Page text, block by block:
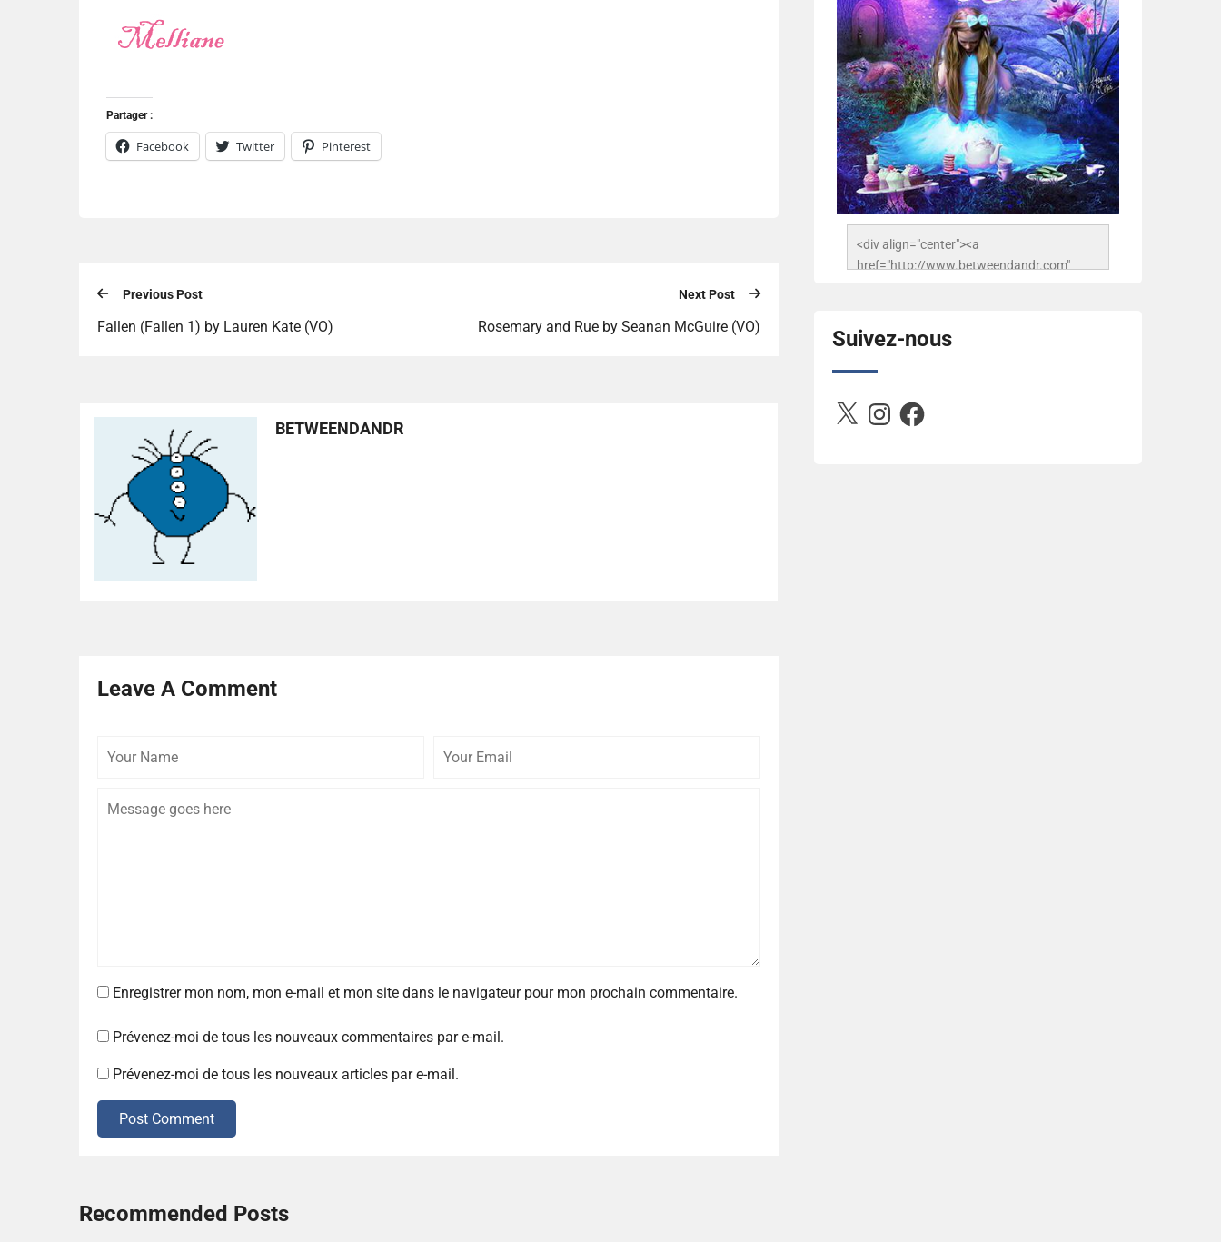
Partager :
Facebook Twitter Pinterest
Previous Post
Fallen (Fallen 1) by Lauren Kate (VO)
Next Post
Rosemary and Rue by Seanan McGuire (VO)
BETWEENDANDR
Leave A Comment
Enregistrer mon nom, mon e-mail et mon site dans le navigateur pour mon prochain commentaire.
Prévenez-moi de tous les nouveaux commentaires par e-mail.
Prévenez-moi de tous les nouveaux articles par e-mail.
Post Comment
Recommended Posts
<div align="center"><a
href="http://www.betweendandr.com"
503716673157532-
2788222864243652657-n.jpg"
alt="Between D&R" style="border:none;" />
Suivez-nous
X InstagramFacebook